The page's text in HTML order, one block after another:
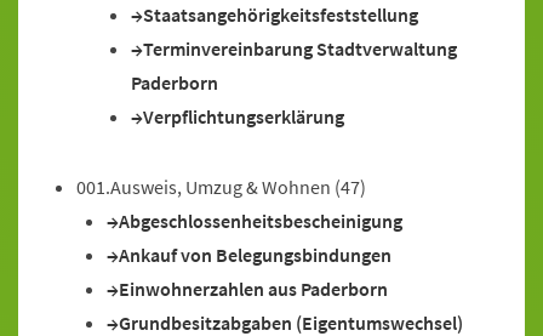
Staatsangehörigkeitsfeststellung
Terminvereinbarung Stadtverwaltung
Paderborn
Verpflichtungserklärung
001.Ausweis, Umzug & Wohnen (47)
Abgeschlossenheitsbescheinigung
Ankauf von Belegungsbindungen
Einwohnerzahlen aus Paderborn
Grundbesitzabgaben (Eigentumswechsel)